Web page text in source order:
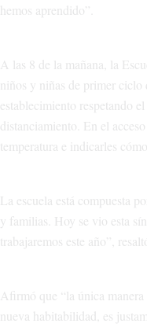
hemos aprendido”.
A las 8 de la mañana, la
niños y niñas de primer
establecimiento respetando
distanciamiento. En el
temperatura e indicarles
La escuela está compuesta
y familias. Hoy se vio esta
trabajaremos este año”,
Afirmó que “la única
nueva habitabilidad, es